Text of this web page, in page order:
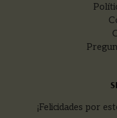
¡Felicidades por